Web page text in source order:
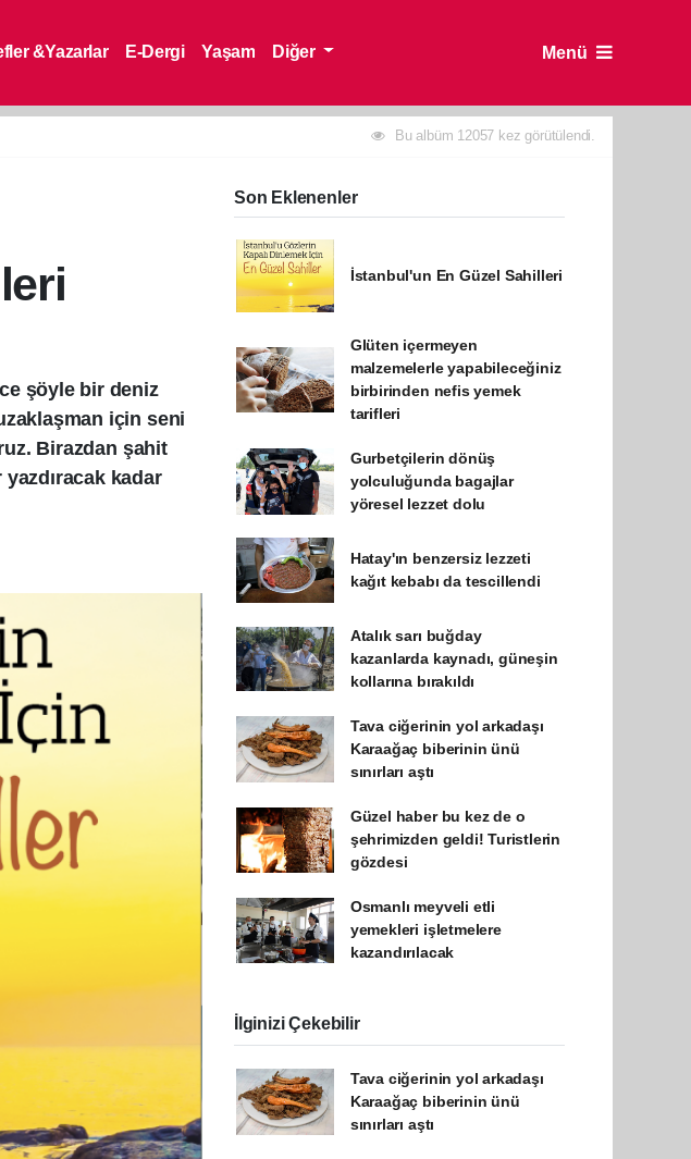
&Yazarlar E-Dergi Yaşam Diğer Menü
Bu albüm 12057 kez görütülendi.
şöyle bir deniz
için seni
Birazdan şahit
kadar
Son Eklenenler
İstanbul'un En Güzel Sahilleri
Glüten içermeyen
malzemelerle yapabileceğiniz
birbirinden nefis yemek
tarifleri
Gurbetçilerin dönüş
yolculuğunda bagajlar
yöresel lezzet dolu
Hatay'ın benzersiz lezzeti
kağıt kebabı da tescillendi
Atalık sarı buğday
kazanlarda kaynadı, güneşin
kollarına bırakıldı
Tava ciğerinin yol arkadaşı
Karaağaç biberinin ünü
sınırları aştı
Güzel haber bu kez de o
şehrimizden geldi! Turistlerin
gözdesi
Osmanlı meyveli etli
yemekleri işletmelere
kazandırılacak
İlginizi Çekebilir
Tava ciğerinin yol arkadaşı
Karaağaç biberinin ünü
sınırları aştı